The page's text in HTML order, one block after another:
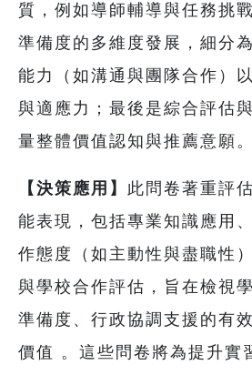
質，例如導師輔導與任務挑
準備度的多維度發展，細分
能力（如溝通與團隊合作）
與適應力；最後是綜合評估
量整體價值認知與推薦意願。
【決策應用】 此問卷著重評
能表現，包括專業知識應用
作態度（如主動性與盡職性
與學校合作評估，旨在檢視
準備度、行政協調支援的有
價值 。這些問卷將為提升實